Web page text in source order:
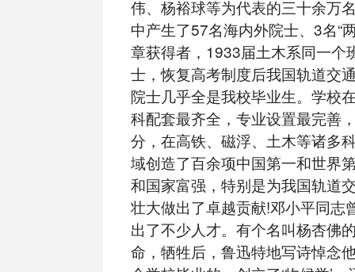
伟、杨裕球等为代表的三十余万
中产生了57名海内外院士、3名“
章获得者，1933届土木系同一个
士，恢复高考制度后我国轨道交
院士几乎全是我校毕业生。学校
科配套最齐全，专业设置最完善
分，在高铁、磁浮、土木等诸多
域创造了百余项中国第一和世界
和国家富强，特别是为我国轨道
壮大做出了卓越贡献!邓小平同志
出了不少人才。有个名叫杨杏佛
命，牺牲后，鲁迅特地写诗悼念